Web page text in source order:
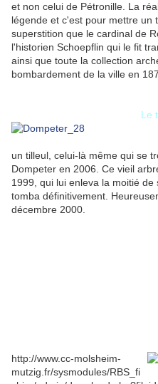
et non celui de Pétronille. La
légende et c'est pour mettre un
superstition que le cardinal de
l'historien Schoepflin qui le fit
ainsi que toute la collection
bombardement de la ville en
Le
un tilleul, celui-là même qui se
Dompeter en 2006. Ce vieil
1999, qui lui enleva la moitié
tomba définitivement.
décembre 2000.
http://www.cc-molsheim-
mutzig.fr/sysmodules/RBS_fi